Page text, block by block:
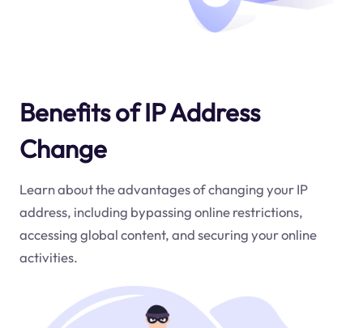
Benefits of IP Address
Change
Learn about the advantages of changing your IP
address, including bypassing online restrictions,
accessing global content, and securing your online
activities.